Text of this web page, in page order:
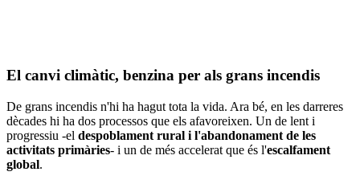
El canvi climàtic, benzina per als grans incendis
De grans incendis n'hi ha hagut tota la vida. Ara bé, en les darreres
dècades hi ha dos processos que els afavoreixen. Un de lent i
progressiu -el despoblament rural i l'abandonament de les
activitats primàries- i un de més accelerat que és l'escalfament
global.